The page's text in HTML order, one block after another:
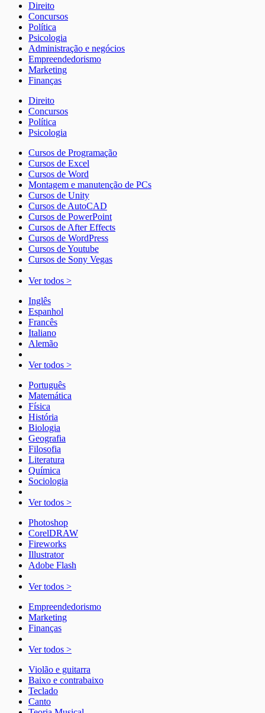
Direito
Concursos
Política
Psicologia
Administração e negócios
Empreendedorismo
Marketing
Finanças
Direito
Concursos
Política
Psicologia
Cursos de Programação
Cursos de Excel
Cursos de Word
Montagem e manutenção de PCs
Cursos de Unity
Cursos de AutoCAD
Cursos de PowerPoint
Cursos de After Effects
Cursos de WordPress
Cursos de Youtube
Cursos de Sony Vegas
Ver todos >
Inglês
Espanhol
Francês
Italiano
Alemão
Ver todos >
Português
Matemática
Física
História
Biologia
Geografia
Filosofia
Literatura
Química
Sociologia
Ver todos >
Photoshop
CorelDRAW
Fireworks
Illustrator
Adobe Flash
Ver todos >
Empreendedorismo
Marketing
Finanças
Ver todos >
Violão e guitarra
Baixo e contrabaixo
Teclado
Canto